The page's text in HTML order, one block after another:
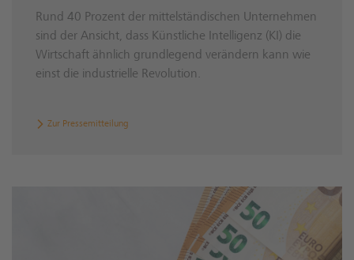
Rund 40 Prozent der mittelständischen Unternehmen
sind der Ansicht, dass Künstliche Intelligenz (KI) die
Wirtschaft ähnlich grundlegend verändern kann wie
einst die industrielle Revolution.
Zur Pressemitteilung